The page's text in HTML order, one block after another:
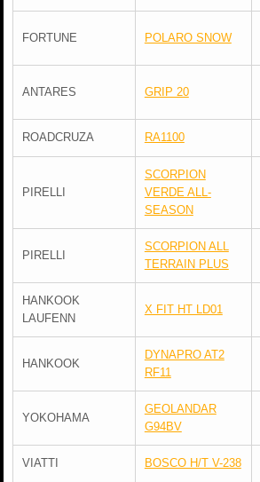
FORTUNE POLARO SNOW
ANTARES GRIP 20
ROADCRUZA RA1100
PIRELLI
SCORPION
VERDE ALL-
SEASON
PIRELLI
SCORPION ALL
TERRAIN PLUS
HANKOOK
LAUFENN
X FIT HT LD01
HANKOOK
DYNAPRO AT2
RF11
YOKOHAMA
GEOLANDAR
G94BV
VIATTI BOSCO H/T V-238